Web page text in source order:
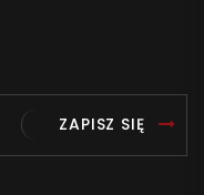
ZAPISZ SIĘ